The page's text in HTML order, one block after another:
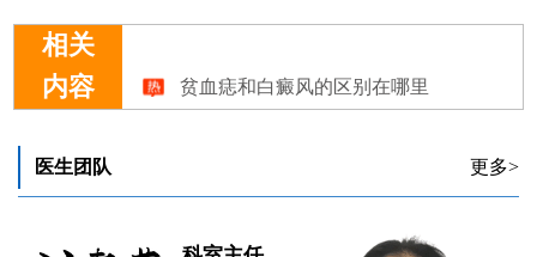
相关
内容
贫血痣和白斑分不清该怎么确诊
贫血痣和白癜风有什么区别呢
医生团队 更多>